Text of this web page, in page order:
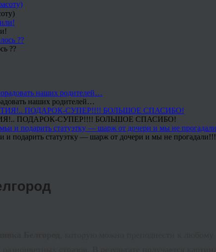
??
наших родителей…
ПОДАРОК-СУПЕР!!!! БОЛЬШОЕ СПАСИБО!
и подарить статуэтку — шарж от дочери и мы не прогадали!!!